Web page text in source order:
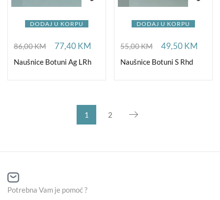
DODAJ U KORPU
86,00KM 77,40KM
Naušnice Botuni Ag LRh
DODAJ U KORPU
55,00KM 49,50KM
Naušnice Botuni S Rhd
1 2
Potrebna Vam je pomoć ?